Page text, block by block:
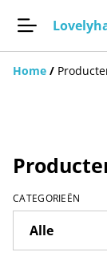
Home /
CATEGORIEËN